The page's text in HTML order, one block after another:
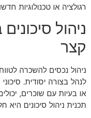
רגולציה או טכנולוגיות
ניהול
קצר
ניהול נכסים להשכרה
לנהל בצורה יסודית.
או בעיות עם שוכרים,
תכנית ניהול סיכונים